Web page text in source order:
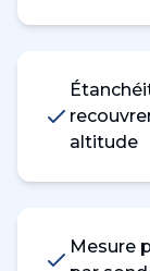
altitude
Mesure